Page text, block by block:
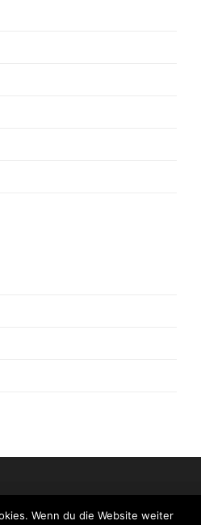
Wenn du die Website weiter